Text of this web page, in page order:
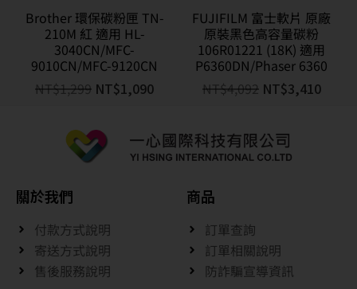
Brother 環保碳粉匣 TN-
210M 紅 適用 HL-
3040CN/MFC-
9010CN/MFC-9120CN
NT$1,299 NT$1,090
FUJIFILM 富士軟片 原廠
原裝黑色高容量碳粉
106R01221 (18K) 適用
P6360DN/Phaser 6360
NT$4,092 NT$3,410
關於我們
付款方式說明
寄送方式說明
售後服務說明
商品
訂單查詢
訂單相關說明
防詐騙宣導資訊